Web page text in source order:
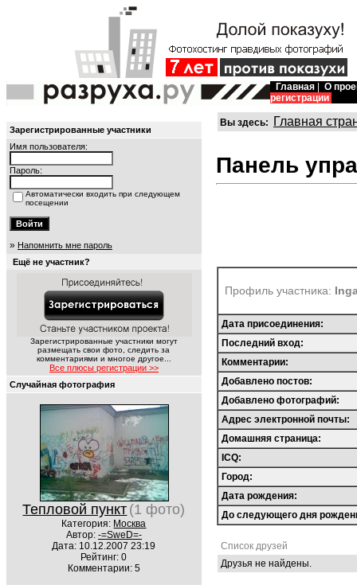
Главная
О
регистрации
Зарегистрированные участники
Имя пользователя:
Пароль:
Автоматически входить при следующем
посещении
» Напомнить мне пароль
Ещё не участник?
Зарегистрированные участники могут
размещать свои фото, следить за
комментариями и многое другое...
Все плюсы регистрации >>
Случайная фотография
Тепловой пункт (1 фото)
Категория: Москва
Автор: -=SweD=-
Дата: 10.12.2007 23:19
Рейтинг: 0
Комментарии: 5
Вы здесь: Главная
Панель
Профиль участника:
Дата присоединения:
Последний вход:
Комментарии:
Добавлено постов:
Добавлено фотографий:
Адрес электронной почты:
Домашняя страница:
ICQ:
Город:
Дата рождения:
До следующего дня
Список друзей
Друзья не найдены.